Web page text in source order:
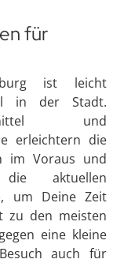
für
ist leicht
in der Stadt.
und
erleichtern die
im Voraus und
aktuellen
um Deine Zeit
zu den meisten
eine kleine
auch für